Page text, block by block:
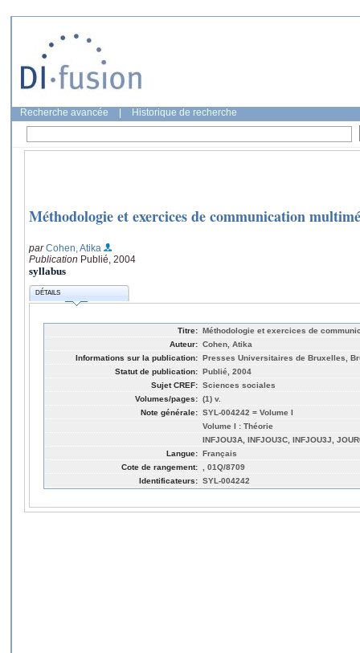
Recherche avancée Historique de recherche
Méthodologie et exercices de communication
parCohen, Atika
Publication Publié, 2004
syllabus
DÉTAILS
Titre: Méthodologie et exercices de
Auteur: Cohen, Atika
Informations sur la publication: Presses Universitaires de Bruxelles,
Statut de publication: Publié, 2004
Sujet CREF: Sciences sociales
Volumes/pages: (1) v.
Note générale: SYL-004242 = Volume I
Volume I : Théorie
INFJOU3A, INFJOU3C, INFJOU3J,
Langue: Français
Cote de rangement:
, 01Q/8709
Identificateurs: SYL-004242